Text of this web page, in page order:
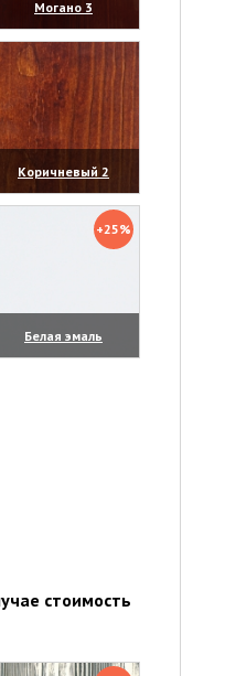
Могано 3
(увеличить)
Коричневый 2
(увеличить)
+25%
Белая эмаль
(увеличить)
стоимость